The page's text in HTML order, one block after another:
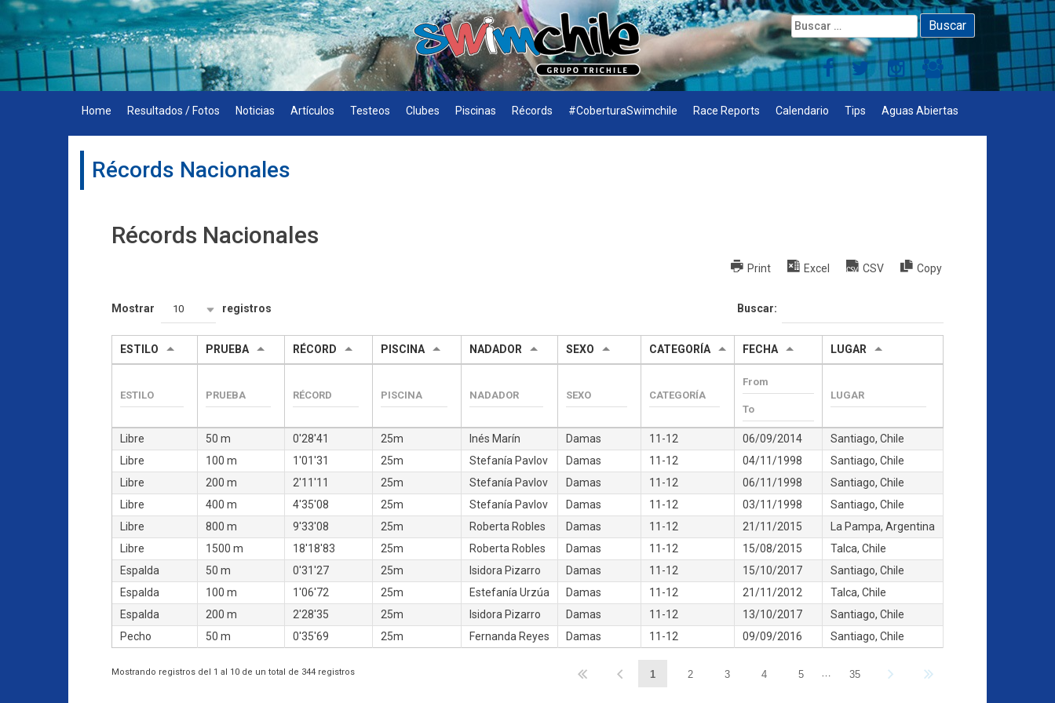
Skip
content
Buscar:
Home Resultados / Fotos Noticias Artículos Testeos Clubes Piscinas Récords #CoberturaSwimchile Race Reports Calendario Tips Aguas Abiertas
Récords Nacionales
Récords Nacionales
Print Excel CSV Copy
Mostrar 10 registros Buscar:
ESTILO PRUEBA RÉCORD PISCINA NADADOR SEXO CATEGORÍA FECHA LUGAR
Libre 50 m 0'28'41 25m Inés Marín Damas 11-12 06/09/2014
Santiago, Chile
Libre
100 m 1'01'31 25m Stefanía Pavlov Damas 11-12 04/11/1998
Santiago, Chile
Libre
200 m 2'11'11 25m Stefanía Pavlov Damas 11-12 06/11/1998
Santiago, Chile
Libre
400 m 4'35'08 25m Stefanía Pavlov Damas 11-12 03/11/1998
Santiago, Chile
Libre
800 m 9'33'08 25m Roberta Robles Damas 11-12 21/11/2015
La Pampa, Argentina
Libre
1500 m 18'18'83 25m Roberta Robles Damas 11-12 15/08/2015
Talca, Chile
Espalda
50 m 0'31'27 25m Isidora Pizarro Damas 11-12 15/10/2017
Santiago, Chile
Espalda
100 m 1'06'72 25m Estefanía Urzúa Damas 11-12 21/11/2012
Talca, Chile
Espalda
200 m 2'28'35 25m Isidora Pizarro Damas 11-12 13/10/2017
Santiago, Chile
Pecho
50 m 0'35'69 25m Fernanda Reyes Damas 11-12 09/09/2016 Santiago, Chile
Mostrando registros del 1 al 10 de un total de 344 registros 1 2 3 4 5 35